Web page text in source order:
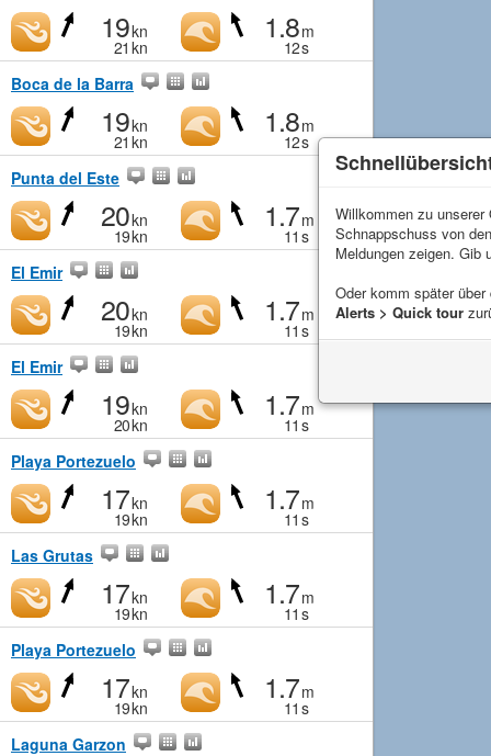
19kn
21 kn
1.8m
12s
Boca de la Barra
19kn
21 kn
1.8m
12s
Punta del Este
20kn
19kn
1.7m
11 s
El Emir
20kn
19kn
1.7m
11 s
El Emir
19kn
20kn
1.7m
11 s
Playa Portezuelo
17kn
19kn
1.7m
11 s
Las Grutas
17kn
19kn
1.7m
11 s
Playa Portezuelo
17kn
19kn
1.7m
11 s
Laguna Garzon
Willkommen zu
Schnappschuss von
Meldungen zeigen. Gib
Oder komm später über
Alerts > Quick tour